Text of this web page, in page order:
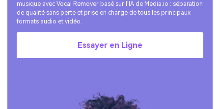
musique avec Vocal Remover basé sur l'IA de Media.io : séparation
de qualité sans perte et prise en charge de tous les principaux
formats audio et vidéo.
Essayer en Ligne